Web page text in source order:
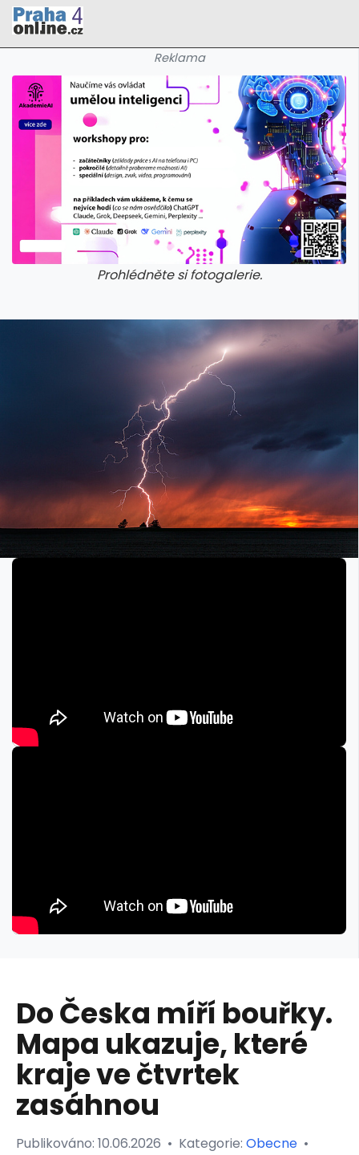
Reklama
Prohlédněte si fotogalerie.
Do Česka míří bouřky.
Mapa ukazuje, které
kraje ve čtvrtek
zasáhnou
Publikováno: 10.06.2026 • Kategorie: Obecne •